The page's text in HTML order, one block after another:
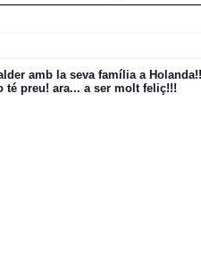
amb la seva família a
té preu! ara... a ser molt feliç!!!